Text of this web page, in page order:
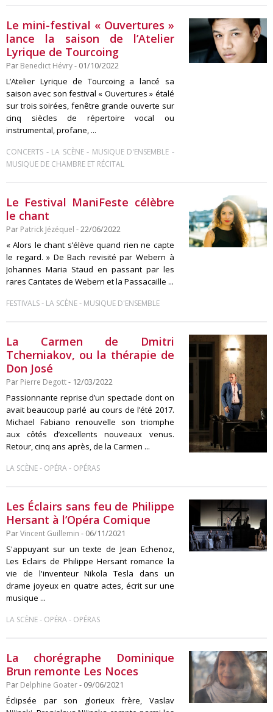
Le mini-festival « Ouvertures »
lance la saison de l’Atelier
Lyrique de Tourcoing
Par Benedict Hévry- 01/10/2022
L’Atelier Lyrique de Tourcoing a lancé sa
saison avec son festival « Ouvertures » étalé
sur trois soirées, fenêtre grande ouverte sur
cinq siècles de répertoire vocal ou
instrumental, profane, ...
CONCERTS - LA SCÈNE- MUSIQUE D'ENSEMBLE -
MUSIQUE DE CHAMBRE ET RÉCITAL
Le Festival ManiFeste célèbre
le chant
Par Patrick Jézéquel - 22/06/2022
« Alors le chant s’élève quand rien ne capte
le regard. » De Bach revisité par Webern à
Johannes Maria Staud en passant par les
rares Cantates de Webern et la Passacaille ...
FESTIVALS- LA SCÈNE- MUSIQUE D'ENSEMBLE
La Carmen de Dmitri
Tcherniakov, ou la thérapie de
Don José
Par Pierre Degott- 12/03/2022
Passionnante reprise d’un spectacle dont on
avait beaucoup parlé au cours de l’été 2017.
Michael Fabiano renouvelle son triomphe
aux côtés d’excellents nouveaux venus.
Retour, cinq ans après, de la Carmen ...
LA SCÈNE- OPÉRA- OPÉRAS
Les Éclairs sans feu de Philippe
Hersant à l’Opéra Comique
ParVincent Guillemin - 06/11/2021
S'appuyant sur un texte de Jean Echenoz,
Les Eclairs de Philippe Hersant romance la
vie de l'inventeur Nikola Tesla dans un
drame joyeux en quatre actes, écrit sur une
musique ...
LA SCÈNE- OPÉRA- OPÉRAS
La chorégraphe Dominique
Brun remonte Les Noces
Par Delphine Goater- 09/06/2021
Éclipsée par son glorieux frère, Vaslav